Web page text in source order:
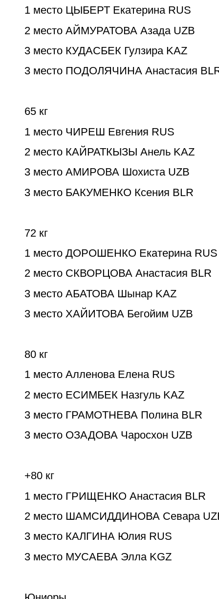
1 место ЦЫБЕРТ Екатерина RUS
2 место АЙМУРАТОВА Азада UZB
3 место КУДАСБЕК Гулзира KAZ
3 место ПОДОЛЯЧИНА Анастасия
65 кг
1 место ЧИРЕШ Евгения RUS
2 место КАЙРАТКЫЗЫ Анель KAZ
3 место АМИРОВА Шохиста UZB
3 место БАКУМЕНКО Ксения BLR
72 кг
1 место ДОРОШЕНКО Екатерина
2 место СКВОРЦОВА Анастасия BLR
3 место АБАТОВА Шынар KAZ
3 место ХАЙИТОВА Бегойим UZB
80 кг
1 место Алленова Елена RUS
2 место ЕСИМБЕК Назгуль KAZ
3 место ГРАМОТНЕВА Полина BLR
3 место ОЗАДОВА Чаросхон UZB
+80 кг
1 место ГРИЩЕНКО Анастасия BLR
2 место ШАМСИДДИНОВА Севара
3 место КАЛГИНА Юлия RUS
3 место МУСАЕВА Элла KGZ